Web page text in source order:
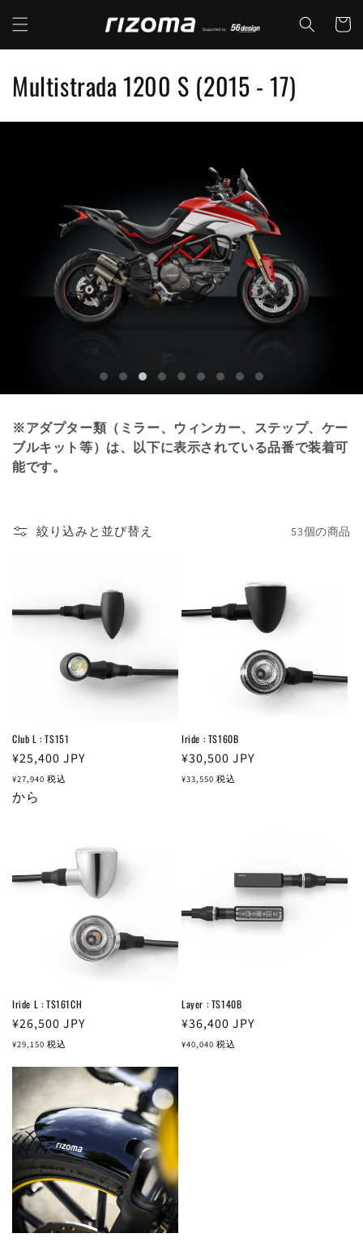
ンツに
進む
ー
コ
レ
Multistrada 1200 S (2015 - 17)
※アダプター類（ミラー、ウィンカー、ステップ、ケー
ブルキット等）は、以下に表示されている品番で装着可
能です。
絞り込みと並び替え 53個の商品
Club L : TS151
通
常
価
¥25,400 JPY
¥27,940 税込
から
Iride : TS160B
通
常
¥30,500 JPY
¥33,550 税込
Iride L : TS161CH
通
常
価
格
¥26,500 JPY
¥29,150 税込
Layer : TS140B
通
常
¥36,400 JPY
¥40,040 税込